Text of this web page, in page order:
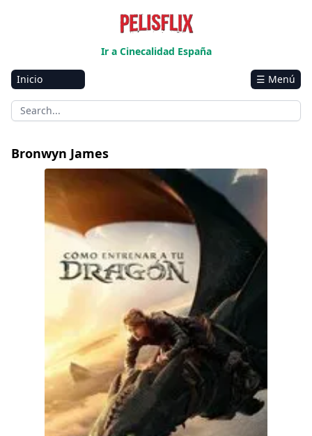
Ir a Cinecalidad España
Inicio
Amazon
Netflix
Disney+
HBO-Max
Marvel
Vix+Original
Peacock
☰ Menú
Bronwyn James
Cómo entrenar a tu dragón